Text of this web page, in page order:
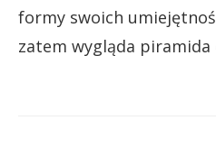
formy swoich
zatem wygląda piramida